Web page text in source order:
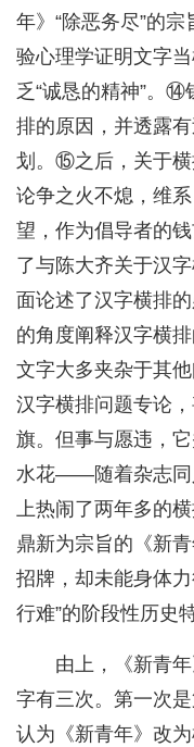
年》“除恶务尽”的
验心理学证明文字
乏“诚恳的精神”。⑭
排的原因，并透露
划。⑮之后，关于横
论争之火不熄，维
望，作为倡导者的
了与陈大齐关于汉
面论述了汉字横排
的角度阐释汉字横
文字大多夹杂于其
汉字横排问题专论
旗。但事与愿违，
水花——随着杂志同
上热闹了两年多的
鼎新为宗旨的《新
招牌，却未能身体
行难”的阶段性历史
由上，《新青
字有三次。第一次
认为《新青年》改